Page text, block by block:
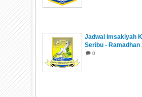
Jadwal Imsakiyah
Seribu - Ramadhan
0